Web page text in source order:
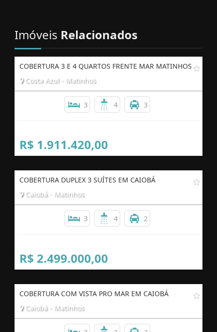
Imóveis Relacionados
COBERTURA 3 E 4 QUARTOS FRENTE MAR MATINHOS
Costa Azul - Matinhos
3 4 3
R$ 1.911.420,00
COBERTURA DUPLEX 3 SUÍTES EM CAIOBÁ
Caiobá - Matinhos
3 4 2
R$ 2.499.000,00
COBERTURA COM VISTA PRO MAR EM CAIOBÁ
Caiobá - Matinhos